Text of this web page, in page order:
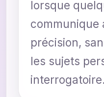
lorsque
communique
précision,
les sujets
interrogatoire.